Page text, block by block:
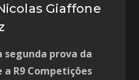
Giaffone
segunda prova da
R9 Competições